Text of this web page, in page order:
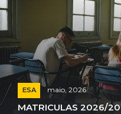
ESA maio, 2026
MATRICULAS 2026/